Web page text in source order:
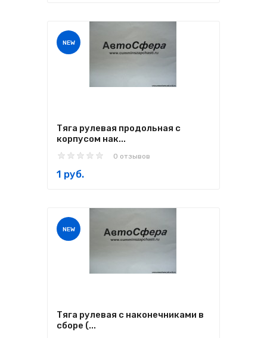
NEW
Тяга рулевая продольная с
корпусом нак...
0 отзывов
1 руб.
NEW
Тяга рулевая с наконечниками в
сборе (...